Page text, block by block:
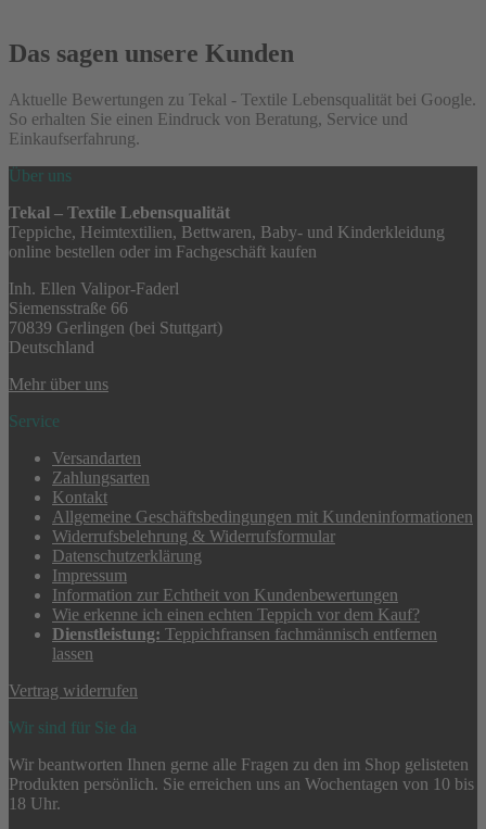
Das sagen unsere Kunden
Aktuelle Bewertungen zu Tekal - Textile Lebensqualität bei Google.
So erhalten Sie einen Eindruck von Beratung, Service und
Einkaufserfahrung.
Über uns
Tekal – Textile Lebensqualität
Teppiche, Heimtextilien, Bettwaren, Baby- und Kinderkleidung
online bestellen oder im Fachgeschäft kaufen
Inh. Ellen Valipor-Faderl
Siemensstraße 66
70839 Gerlingen (bei Stuttgart)
Deutschland
Mehr über uns
Service
Versandarten
Zahlungsarten
Kontakt
Allgemeine Geschäftsbedingungen mit Kundeninformationen
Widerrufsbelehrung & Widerrufsformular
Datenschutzerklärung
Impressum
Information zur Echtheit von Kundenbewertungen
Wie erkenne ich einen echten Teppich vor dem Kauf?
Dienstleistung: Teppichfransen fachmännisch entfernen
lassen
Vertrag widerrufen
Wir sind für Sie da
Wir beantworten Ihnen gerne alle Fragen zu den im Shop gelisteten
Produkten persönlich. Sie erreichen uns an Wochentagen von 10 bis
18 Uhr.